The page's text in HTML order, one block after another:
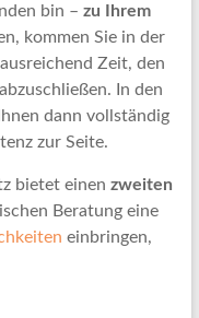
bin – zu Ihrem
kommen Sie in der
Zeit, den
In den
dann vollständig
zur Seite.
bietet einen zweiten
Beratung eine
einbringen,